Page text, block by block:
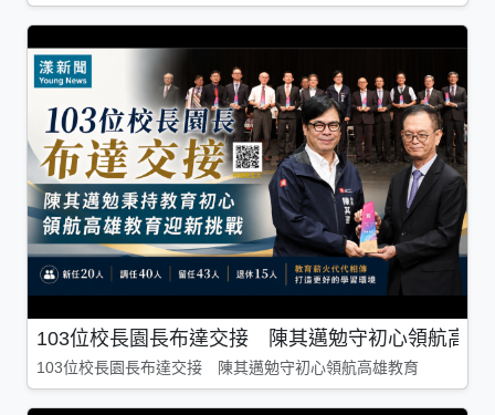
103位校長園長布達交接 陳其邁勉守初心領航高雄
103位校長園長布達交接 陳其邁勉守初心領航高雄教育